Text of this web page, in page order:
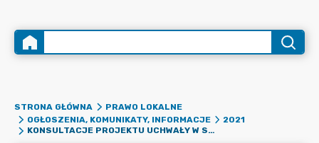
STRONA GŁÓWNA
PRAWO LOKALNE
OGŁOSZENIA, KOMUNIKATY, INFORMACJE
2021
KONSULTACJE PROJEKTU UCHWAŁY W SPRAWIE PRZYJĘCIA ROCZNEGO PROGRAMU WSPÓŁPRACY GMINY DOMANIEWICE Z ORGANIZACJAMI POZARZĄDOWYMI